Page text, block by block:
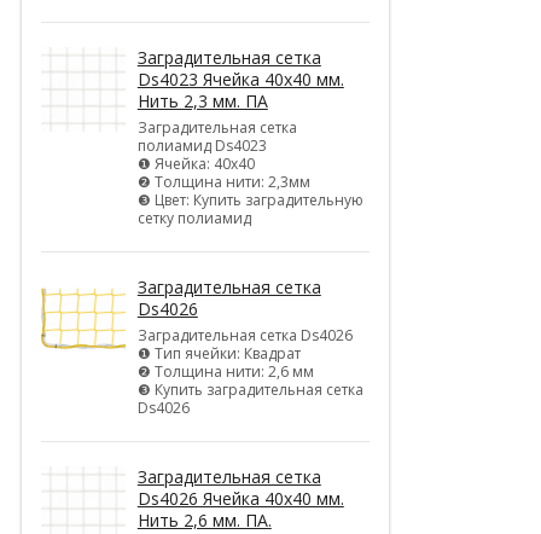
Заградительная сетка
Ds4023 Ячейка 40х40 мм.
Нить 2,3 мм. ПА
Заградительная сетка
полиамид Ds4023
❶ Ячейка: 40х40
❷ Толщина нити: 2,3мм
❸ Цвет: Купить заградительную
сетку полиамид
Заградительная сетка
Ds4026
Заградительная сетка Ds4026
❶ Тип ячейки: Квадрат
❷ Толщина нити: 2,6 мм
❸ Купить заградительная сетка
Ds4026
Заградительная сетка
Ds4026 Ячейка 40х40 мм.
Нить 2,6 мм. ПА.